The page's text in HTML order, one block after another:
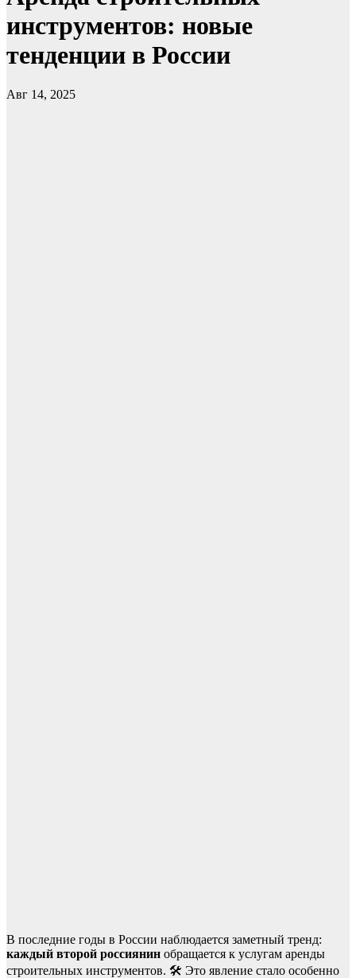
инструментов: новые
тенденции в России
Авг 14, 2025
В последние годы в России наблюдается заметный тренд:
каждый второй россиянин обращается к услугам аренды
строительных инструментов. 🛠️ Это явление стало особенно